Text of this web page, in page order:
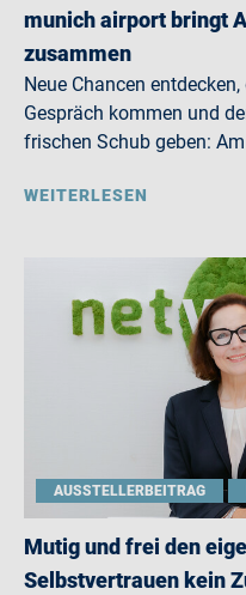
munich airport bringt
zusammen
Neue Chancen
Gespräch kommen und
frischen Schub geben:
WEITERLESEN
AUSSTELLERBEITRAG
Mutig und frei den
Selbstvertrauen kein